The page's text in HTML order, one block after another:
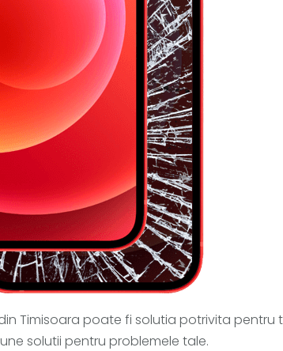
Timisoara poate fi solutia potrivita
solutii pentru problemele tale.